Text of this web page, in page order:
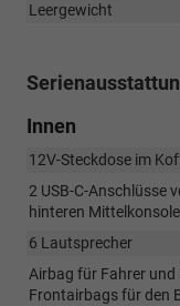
Leergewicht
Innen
12V-Steckdose im
2 USB-C-Anschlüsse
hinteren Mittelkonsole
6 Lautsprecher
Airbag für Fahrer
Frontairbags für den